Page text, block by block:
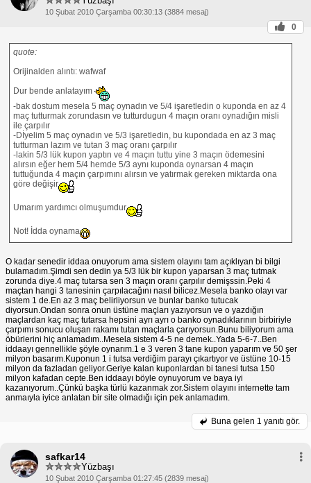
10 Şubat 2010 Çarşamba 00:30:13 (3884 mesaj)
0
quote:
Orijinalden alıntı: wafwaf
Dur bende anlatayım
-bak dostum mesela 5 maç oynadın ve 5/4 işaretledin o kuponda en az 4
maç tutturmak zorundasın ve tutturdugun 4 maçın oranı oynadığın misli
ile çarpılır
-Dİyelim 5 maç oynadın ve 5/3 işaretledin, bu kupondada en az 3 maç
tutturman lazım ve tutan 3 maç oranı çarpılır
-lakin 5/3 lük kupon yaptın ve 4 maçın tuttu yine 3 maçın ödemesini
alırsın eğer hem 5/4 hemde 5/3 aynı kuponda oynarsan 4 maçın
tuttuğunda 4 maçın çarpımını alırsın ve yatırmak gereken miktarda ona
göre değişir
Umarım yardımcı olmuşumdur
Not! İdda oynama
O kadar senedir iddaa onuyorum ama sistem olayını tam açıklıyan bi bilgi
bulamadım.Şimdi sen dedin ya 5/3 lük bir kupon yaparsan 3 maç tutmak
zorunda diye.4 maç tutarsa sen 3 maçın oranı çarpılır demişssin.Peki 4
maçtan hangi 3 tanesinin çarpılacağını nasıl bilicez.Mesela banko olayı var
sistem 1 de.En az 3 maç belirliyorsun ve bunlar banko tutucak
diyorsun.Ondan sonra onun üstüne maçları yazıyorsun ve o yazdığın
maçlardan kaç maç tutarsa hepsini ayrı ayrı o banko oynadıklarının birbiriyle
çarpımı sonucu oluşan rakamı tutan maçlarla çarıyorsun.Bunu biliyorum ama
öbürlerini hiç anlamadım..Mesela sistem 4-5 ne demek..Yada 5-6-7..Ben
iddaayı gennellikle şöyle oynarım.1 e 3 veren 3 tane kupon yaparım ve 50 şer
milyon basarım.Kuponun 1 i tutsa verdiğim parayı çıkartıyor ve üstüne 10-15
milyon da fazladan geliyor.Geriye kalan kuponlardan bi tanesi tutsa 150
milyon kafadan cepte.Ben iddaayı böyle oynuyorum ve baya iyi
kazanıyorum..Çünkü başka türlü kazanmak zor.Sistem olayını internette tam
anmaıyla iyice anlatan bir site olmadığı için pek anlamadım.
Buna gelen 1 yanıtı gör.
safkar14
Yüzbaşı
10 Şubat 2010 Çarşamba 01:27:45 (2839 mesaj)